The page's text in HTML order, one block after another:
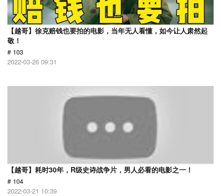
【越哥】徐克赔钱也要拍的电影，当年无人看懂，如今让人肃然起
敬！
# 103
2022-03-26 09:31
【越哥】耗时30年，R级史诗战争片，男人必看的电影之一！
# 104
2022-03-21 10:39